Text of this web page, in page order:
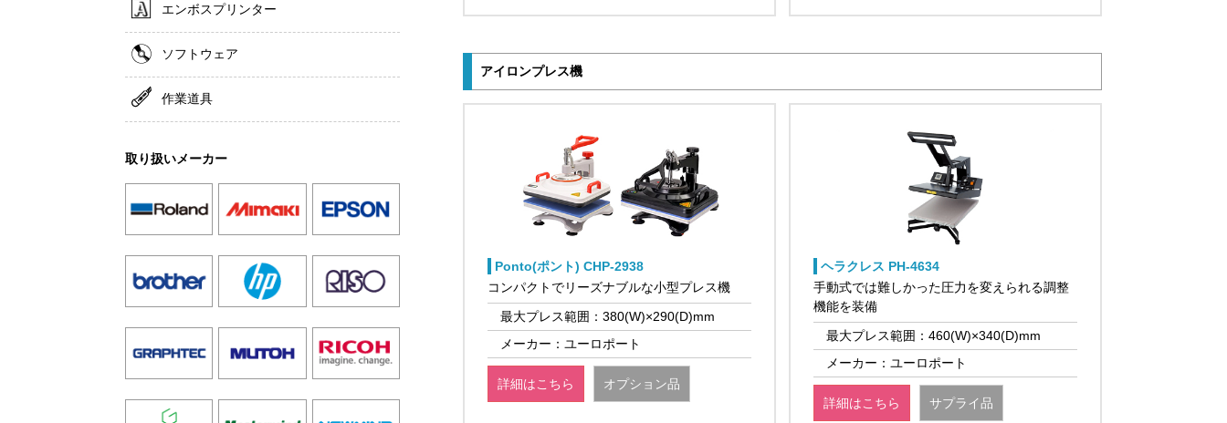
エンボスプリンター
ソフトウェア
作業道具
取り扱いメーカー
アイロンプレス機
Ponto(ポント) CHP-2938
コンパクトでリーズナブルな小型プレス機
最大プレス範囲：380(W)×290(D)mm
メーカー：ユーロポート
詳細はこちら オプション品
ヘラクレス PH-4634
手動式では難しかった圧力を変えられる調整
機能を装備
最大プレス範囲：460(W)×340(D)mm
メーカー：ユーロポート
詳細はこちら サプライ品